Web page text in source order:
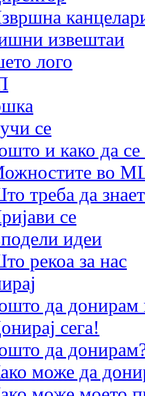
извештаи
лого
се
и како да
во
треба да
се
идеи
рекоа за нас
да
сега!
да
може да